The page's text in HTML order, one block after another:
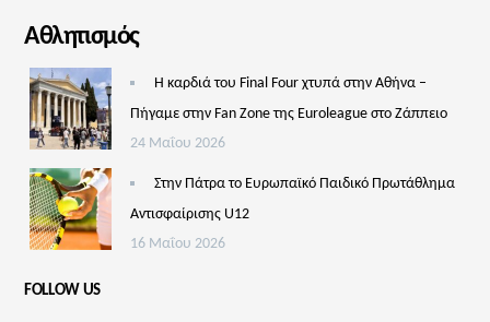
Αθλητισμός
Η καρδιά του Final Four χτυπά στην Αθήνα –
Πήγαμε στην Fan Zone της Euroleague στο Ζάππειο
24 Μαΐου 2026
Στην Πάτρα το Ευρωπαϊκό Παιδικό Πρωτάθλημα
Αντισφαίρισης U12
16 Μαΐου 2026
FOLLOW US